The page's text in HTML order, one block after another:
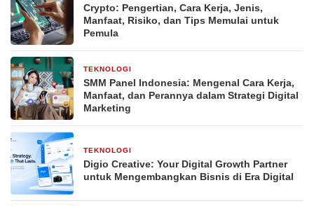
Crypto: Pengertian, Cara Kerja, Jenis,
Manfaat, Risiko, dan Tips Memulai untuk
Pemula
TEKNOLOGI
SMM Panel Indonesia: Mengenal Cara Kerja,
Manfaat, dan Perannya dalam Strategi Digital
Marketing
TEKNOLOGI
Digio Creative: Your Digital Growth Partner
untuk Mengembangkan Bisnis di Era Digital